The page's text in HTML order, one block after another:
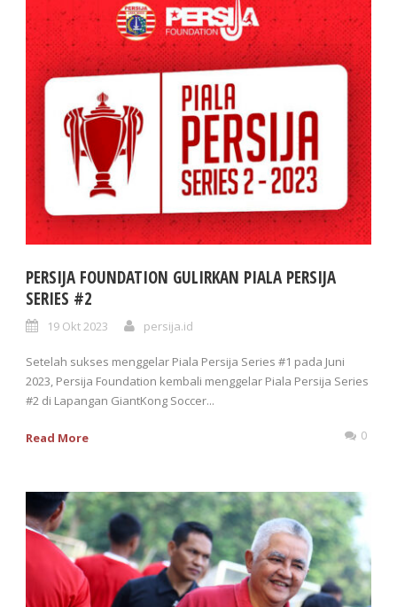
PERSIJA FOUNDATION GULIRKAN PIALA PERSIJA
SERIES #2
19 Okt 2023 persija.id
Setelah sukses menggelar Piala Persija Series #1 pada Juni
2023, Persija Foundation kembali menggelar Piala Persija Series
#2 di Lapangan GiantKong Soccer...
Read More 0